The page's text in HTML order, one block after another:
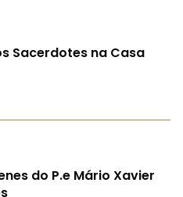
Sacerdotes na Casa
do P.e Mário Xavier